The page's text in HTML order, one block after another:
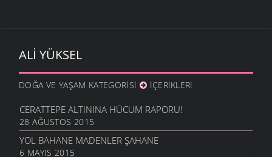
ALI YÜKSEL
DOĞA VE YAŞAM KATEGORISI İÇERIKLERI
CERATTEPE ALTININA HÜCUM RAPORU!
28 AĞUSTOS 2015
YOL BAHANE MADENLER ŞAHANE
6 MAYIS 2015